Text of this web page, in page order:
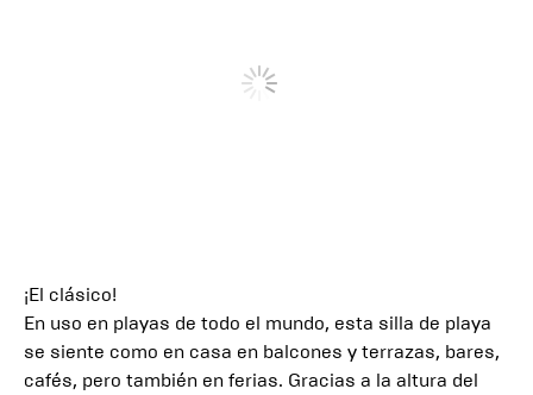
¡El clásico!
En uso en playas de todo el mundo, esta silla de playa
se siente como en casa en balcones y terrazas, bares,
cafés, pero también en ferias. Gracias a la altura del